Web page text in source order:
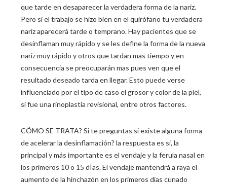
que tarde en desaparecer la verdadera forma de la nariz.
Pero si el trabajo se hizo bien en el quirófano tu verdadera
nariz aparecerá tarde o temprano. Hay pacientes que se
desinflaman muy rápido y se les define la forma de la nueva
nariz muy rápido y otros que tardan mas tiempo y en
consecuencia se preocuparán mas pues ven que el
resultado deseado tarda en llegar. Esto puede verse
influenciado por el tipo de caso el grosor y color de la piel,
si fue una rinoplastia revisional, entre otros factores.
CÓMO SE TRATA? Si te preguntas si existe alguna forma
de acelerar la desinflamación? la respuesta es si, la
principal y más importante es el vendaje y la ferula nasal en
los primeros 10 o 15 dÍas. El vendaje mantendrá a raya el
aumento de la hinchazón en los primeros dias cunado